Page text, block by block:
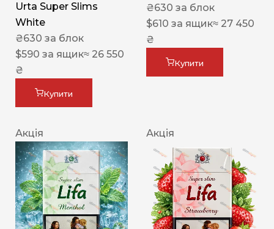
Urta Super Slims
White
₴630 за блок
$590 за ящик≈ 26 550
₴
Купити
₴630 за блок
$610 за ящик≈ 27 450
₴
Купити
Акція Акція